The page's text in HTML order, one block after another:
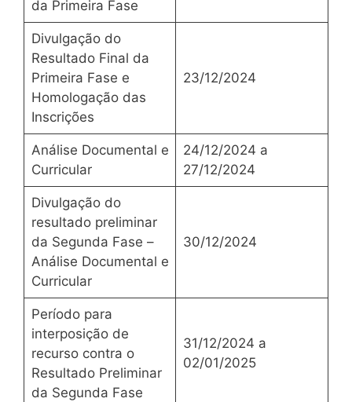
da Primeira Fase
Divulgação do
Resultado Final da
Primeira Fase e
Homologação das
Inscrições
23/12/2024
Análise Documental e
Curricular
24/12/2024 a
27/12/2024
Divulgação do
resultado preliminar
da Segunda Fase –
Análise Documental e
Curricular
30/12/2024
Período para
interposição de
recurso contra o
Resultado Preliminar
da Segunda Fase
31/12/2024 a
02/01/2025